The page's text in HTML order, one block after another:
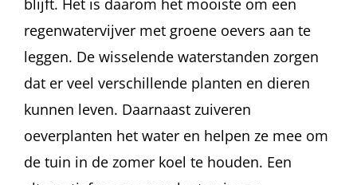
blijft. Het is daarom het mooiste om een
regenwatervijver met groene oevers aan te
leggen. De wisselende waterstanden zorgen
dat er veel verschillende planten en dieren
kunnen leven. Daarnaast zuiveren
oeverplanten het water en helpen ze mee om
de tuin in de zomer koel te houden. Een